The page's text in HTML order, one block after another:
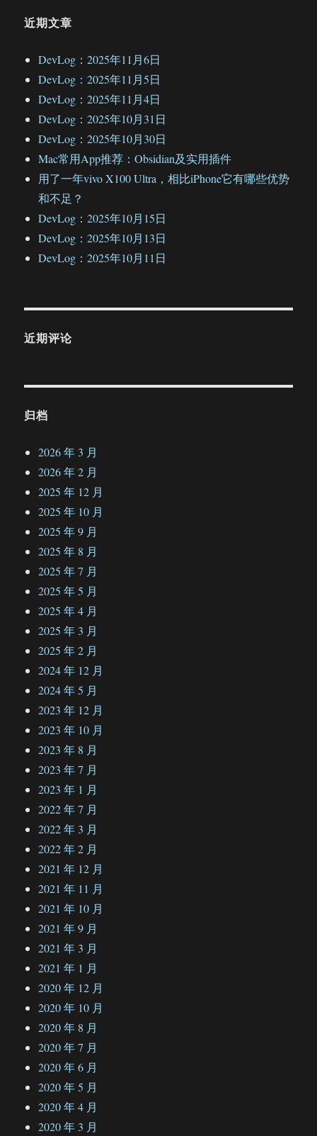
近期文章
DevLog：2025年11月6日
DevLog：2025年11月5日
DevLog：2025年11月4日
DevLog：2025年10月31日
DevLog：2025年10月30日
Mac常用App推荐：Obsidian及实用插件
用了一年vivo X100 Ultra，相比iPhone它有哪些优势
和不足？
DevLog：2025年10月15日
DevLog：2025年10月13日
DevLog：2025年10月11日
近期评论
归档
2026 年 3 月
2026 年 2 月
2025 年 12 月
2025 年 10 月
2025 年 9 月
2025 年 8 月
2025 年 7 月
2025 年 5 月
2025 年 4 月
2025 年 3 月
2025 年 2 月
2024 年 12 月
2024 年 5 月
2023 年 12 月
2023 年 10 月
2023 年 8 月
2023 年 7 月
2023 年 1 月
2022 年 7 月
2022 年 3 月
2022 年 2 月
2021 年 12 月
2021 年 11 月
2021 年 10 月
2021 年 9 月
2021 年 3 月
2021 年 1 月
2020 年 12 月
2020 年 10 月
2020 年 8 月
2020 年 7 月
2020 年 6 月
2020 年 5 月
2020 年 4 月
2020 年 3 月